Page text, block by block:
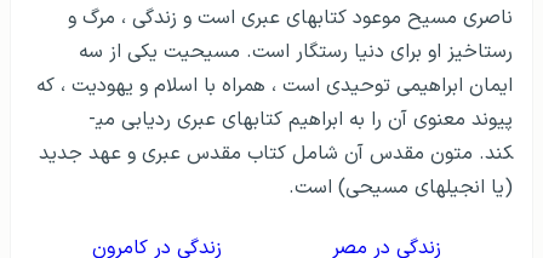
ناصری مسیح موعود كتاب­های عبری است و زندگی ، مرگ و
رستاخیز او برای دنیا رستگار است. مسیحیت یکی از سه
ایمان ابراهیمی توحیدی است ، همراه با اسلام و یهودیت ، که
پیوند معنوی آن را به ابراهیم کتاب­های عبری ردیابی می­
کند. متون مقدس آن شامل کتاب مقدس عبری و عهد جدید
(یا انجیل­های مسیحی) است.
زندگی در مصر زندگی در کامرون